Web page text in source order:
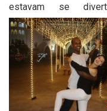
estavam se